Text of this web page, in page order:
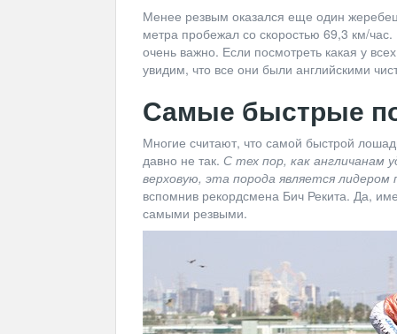
Менее резвым оказался еще один
метра пробежал со скоростью 69,3 км/
очень важно. Если посмотреть какая у
увидим, что все они были английскими
Самые быстрые
Многие считают, что самой быстрой
давно не так. С тех пор, как англичанам
верховую, эта порода является лидером
вспомнив рекордсмена Бич Рекита. Да,
самыми резвыми.